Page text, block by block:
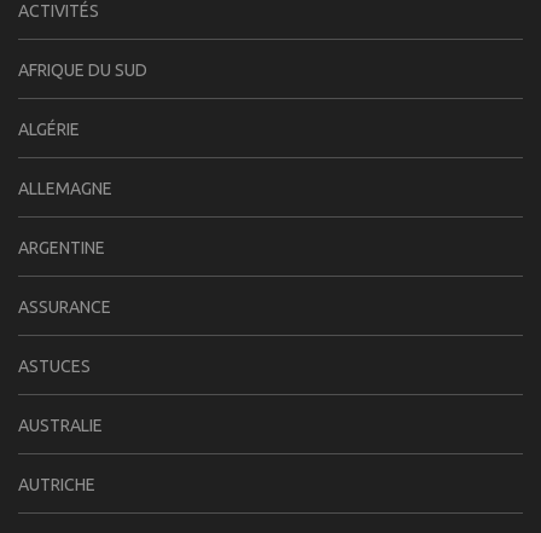
ACTIVITÉS
AFRIQUE DU SUD
ALGÉRIE
ALLEMAGNE
ARGENTINE
ASSURANCE
ASTUCES
AUSTRALIE
AUTRICHE